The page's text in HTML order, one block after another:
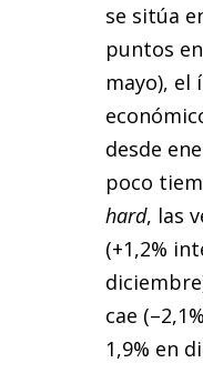
se sitúa
puntos
mayo), el
desde
poco
hard, las
(+1,2%
cae
1,9% en